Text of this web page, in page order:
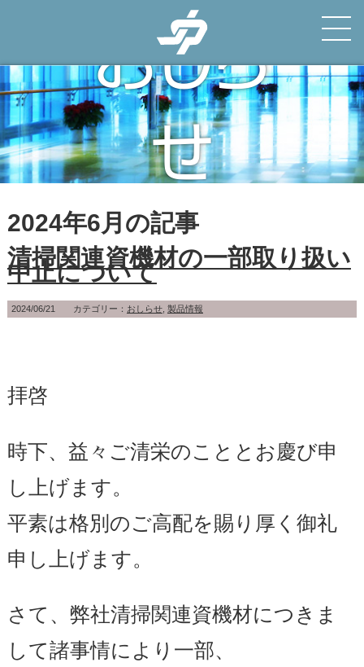
おしら
せ
News
2024年6月の記事
清掃関連資機材の一部取り扱い
中止について
2024/06/21 カテゴリー： おしらせ, 製品情報
拝啓
時下、益々ご清栄のこととお慶び申
し上げます。
平素は格別のご高配を賜り厚く御礼
申し上げます。
さて、弊社清掃関連資機材につきま
して諸事情により一部、